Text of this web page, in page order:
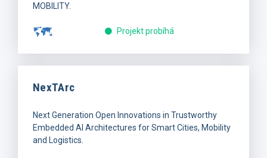
MOBILITY.
Projekt probíhá
NexTArc
Next Generation Open Innovations in Trustworthy
Embedded AI Architectures for Smart Cities, Mobility
and Logistics.